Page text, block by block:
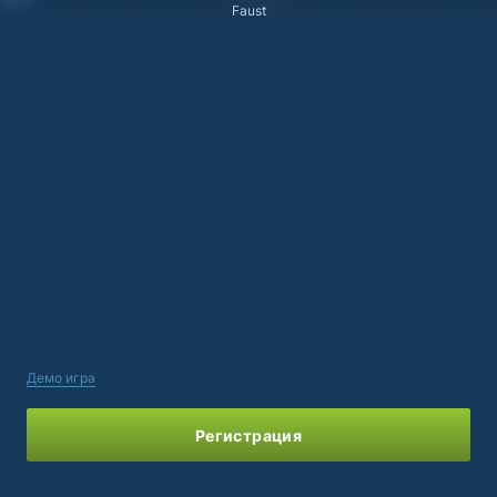
Faust
Демо игра
Регистрация